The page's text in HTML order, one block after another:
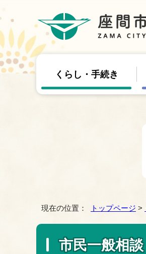
くらし・手続き
現在の位置： トップページ >
市民一般相談